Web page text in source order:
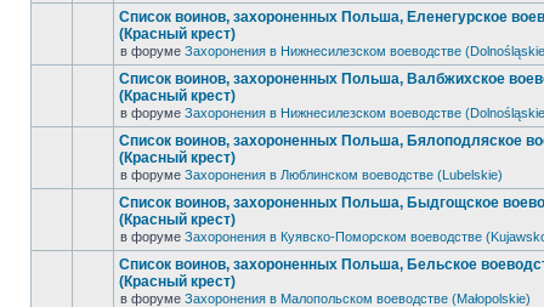
Список воинов, захороненных Польша, Еленегурское
(Красный крест)
в форуме Захоронения в Нижнесилезском воеводстве
Список воинов, захороненных Польша, Валбжихское
(Красный крест)
в форуме Захоронения в Нижнесилезском воеводстве
Список воинов, захороненных Польша, Бялоподляское
(Красный крест)
в форуме Захоронения в Люблинском воеводстве (Lubelskie)
Список воинов, захороненных Польша, Быдгощское
(Красный крест)
в форуме Захоронения в Куявско-Поморском воеводстве
Список воинов, захороненных Польша, Бельское
(Красный крест)
в форуме Захоронения в Малопольском воеводстве (Małopolskie)